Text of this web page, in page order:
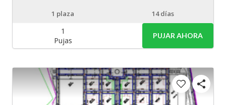
1 plaza 14 días
1
Pujas
PUJAR AHORA